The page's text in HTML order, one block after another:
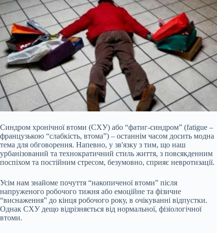
Синдром хронічної втоми (СХУ) або “фатиг-синдром” (fatigue –
французькою “слабкість, втома”) – останнім часом досить модна
тема для обговорення. Напевно, у зв'язку з тим, що наш
урбанізований та технократичний стиль життя, з повсякденним
поспіхом та постійним стресом, безумовно, сприяє невротизації.
Усім нам знайоме почуття “накопиченої втоми” після
напруженого робочого тижня або емоційне та фізичне
“виснаження” до кінця робочого року, в очікуванні відпустки.
Однак СХУ дещо відрізняється від нормальної, фізіологічної
втоми.